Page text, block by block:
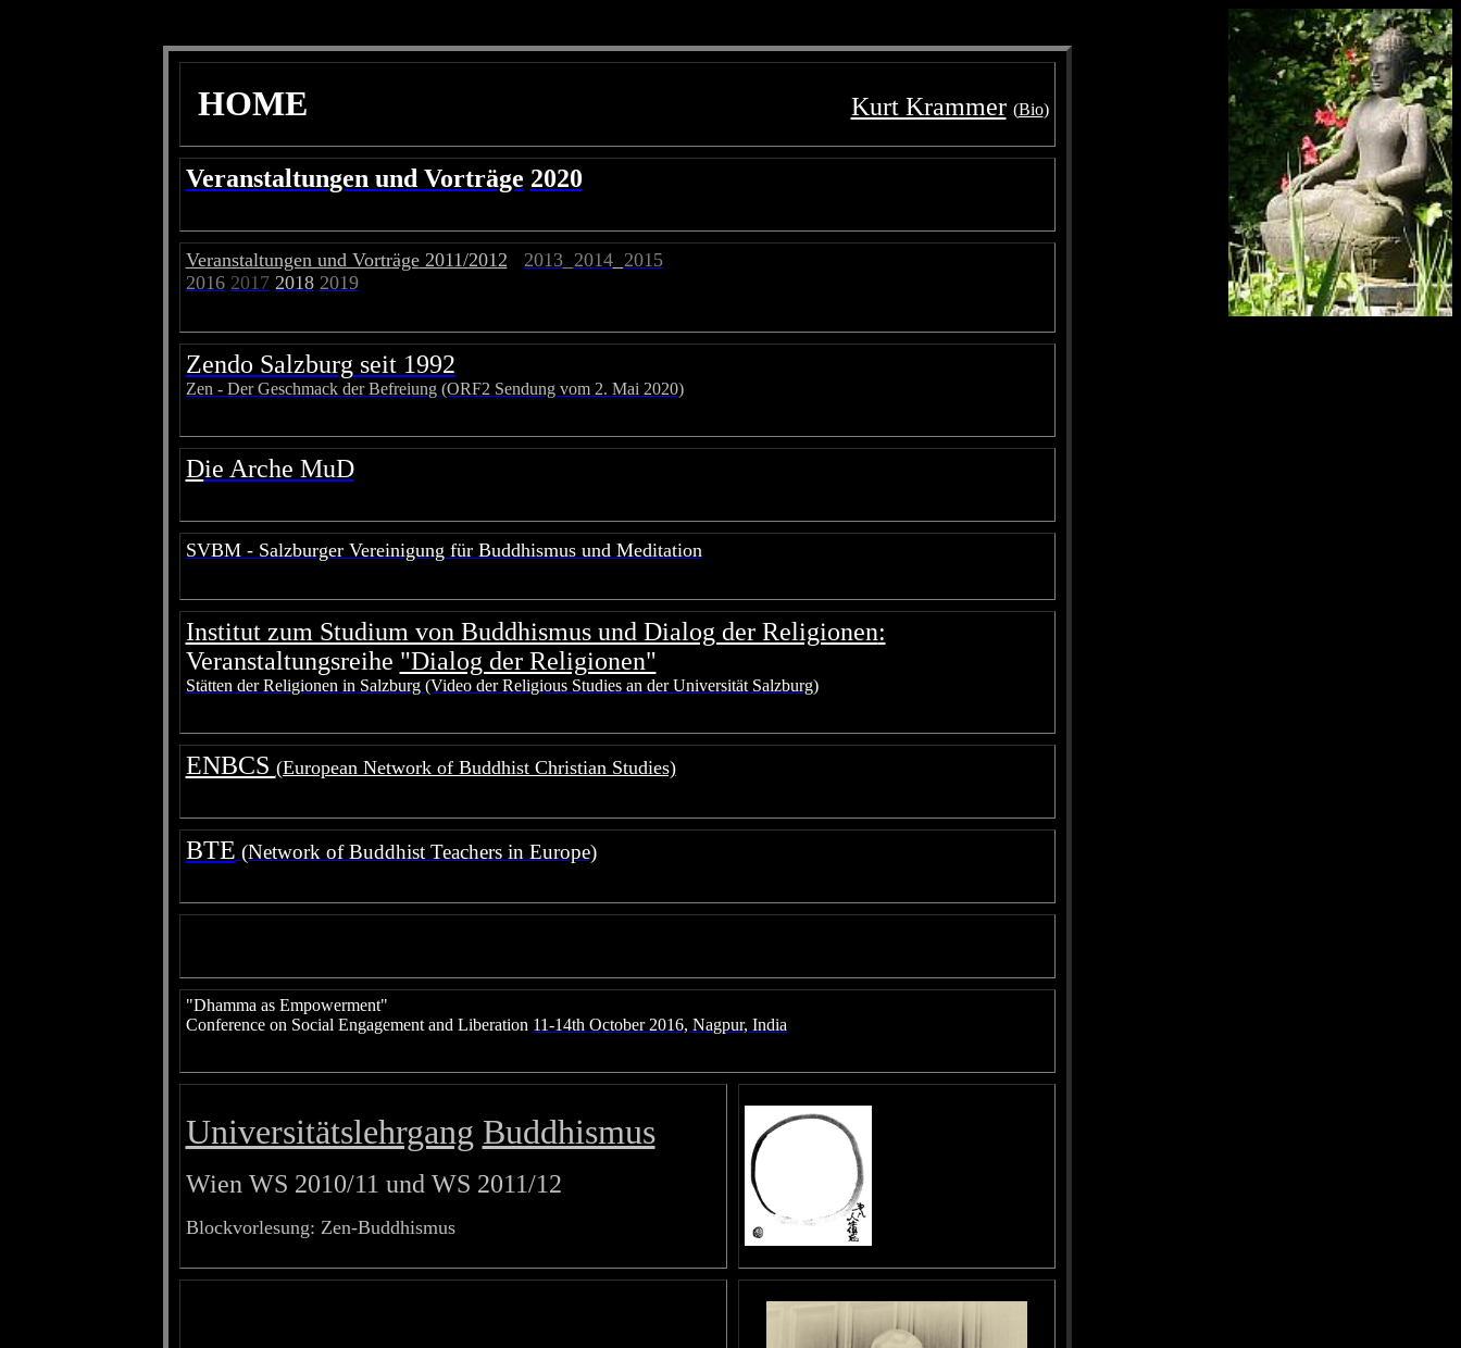
HOME Kurt Krammer (Bio)
Veranstaltungen und Vorträge 2020
Veranstaltungen und Vorträge2011/2012 2013 2014 2015
2016 2017 2018 2019
Zendo Salzburg seit 1992
Zen - Der Geschmack der Befreiung (ORF2 Sendung vom 2. Mai 2020)
Die Arche MuD
SVBM - Salzburger Vereinigung für Buddhismus und Meditation
Institut zum Studium von Buddhismus und Dialog der Religionen:
Veranstaltungsreihe "Dialog der Religionen"
Stätten der Religionen in Salzburg (Video der Religious Studies an der Universität Salzburg)
ENBCS (European Network of Buddhist Christian Studies)
BTE (Network of Buddhist Teachers in Europe)
"Dhamma as Empowerment"
Conference on Social Engagement and Liberation 11-14th October 2016, Nagpur, India
Universitätslehrgang Buddhismus
Wien WS 2010/11 und WS 2011/12
Blockvorlesung: Zen-Buddhismus